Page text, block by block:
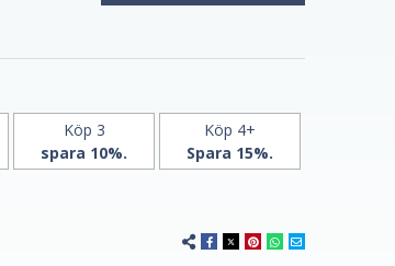
450
kapslar
från
21st
Century
Köp 3
spara 10%.
Köp 4+
Spara 15%.